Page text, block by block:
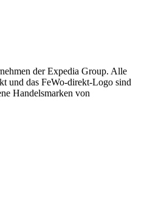
der Expedia Group. Alle
und das FeWo-direkt-Logo sind
Handelsmarken von